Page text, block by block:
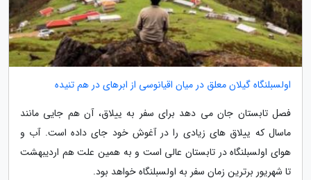
اولسبلنگاه گیلان معلق در میان اقیانوسی از ابرهای در هم تنیده
فصل تابستان جان می دهد برای سفر به ییلاق، آن هم جایی مانند
ماسال که ییلاق های زیادی را در آغوش خود جای داده است. آب و
هوای اولسبلنگاه در تابستان عالی است و به همین علت هم اردیبهشت
تا شهریور برترین زمان سفر به اولسبلنگاه خواهد بود.